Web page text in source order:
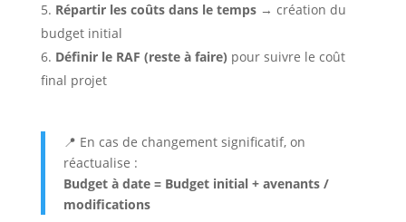
Répartir les coûts dans le temps→ création du
budget initial
Définir le RAF (reste à faire) pour suivre le coût
final projet
📍 En cas de changement significatif, on
réactualise :
Budget à date = Budget initial + avenants /
modifications